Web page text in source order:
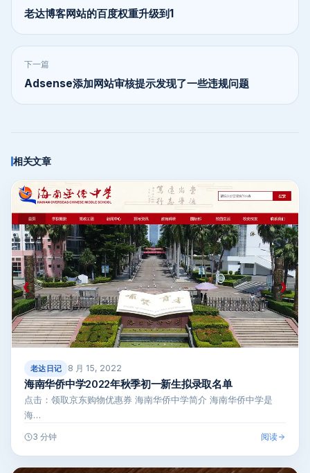
老达博客网站的百度权重升级到1
下一篇
Adsense添加网站审核提示发现了一些违规问题
相关文章
老达日记 8 月 15, 2022
海南华侨中学2022年秋季初一新生拟录取名单
点击：领取京东购物优惠券 海南华侨中学简介 海南华侨中学是
海…
3 分钟 阅读